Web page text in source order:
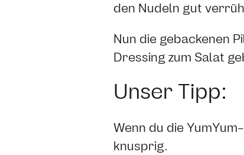
den Nudeln gut
Nun die gebackenen
Dressing zum Salat
Unser Tipp:
Wenn du die
knusprig.